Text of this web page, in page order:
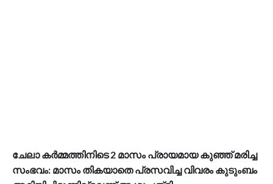
ചേലാ കർമ്മത്തിനിടെ 2 മാസം പ്രായമായ കുഞ്ഞ് മരിച്ച
സംഭവം: മാസം തികയാതെ പ്രസവിച്ച വിവരം കുടുംബം